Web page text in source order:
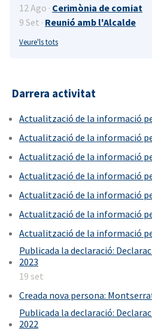
12 Ago · Cerimònia de comiat
9 Set · Reunió amb l'Alcalde
Veure'ls tots
Darrera activitat
Actualització de la informació
Actualització de la informació
Actualització de la informació
Actualització de la informació
Actualització de la informació
Actualització de la informació
Actualització de la informació
Publicada la declaració:
2023
19 set
Creada nova persona:
Publicada la declaració:
2022